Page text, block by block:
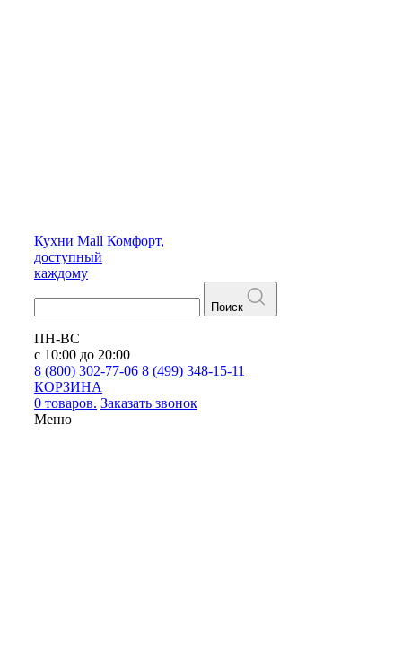
Кухни Mall Комфорт,
доступный
каждому
Поиск
ПН-ВС
с 10:00 до 20:00
8 (800) 302-77-06 8 (499) 348-15-11
КОРЗИНА
0 товаров. Заказать звонок
Меню